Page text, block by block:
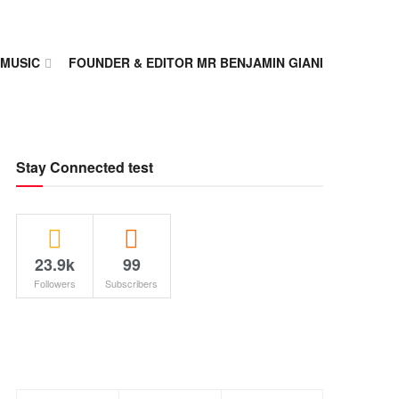
MUSIC FOUNDER & EDITOR MR BENJAMIN GIANI
Stay Connected test
23.9k
Followers
99
Subscribers